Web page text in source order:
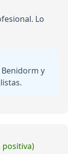
Lo
y
positiva)